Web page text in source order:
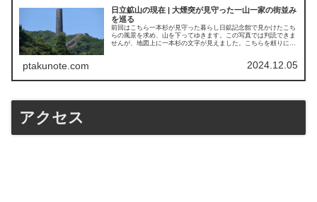
日立鉱山の現在 | 大煙突が見守った一山一家の街並み
を巡る
前回はこちら一本杉が見守った暮らし日鉱記念館で見かけたこち
らの風景を求め、山を下ってゆきます。この写真では判読できま
せんが、地図上に一本杉の文字が見えました。こちらを頼りに探
ptakunote.com 2024.12.05
アクセス